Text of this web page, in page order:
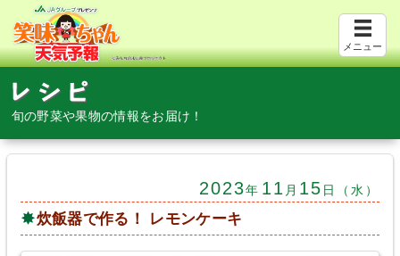
メニュー
旬の野菜や果物の情報をお届け！
2023年 11 月 15 日（水）
炊飯器で作る！ レモンケーキ